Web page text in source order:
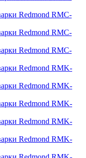
Redmond RMC-
Redmond RMC-
Redmond RMC-
Redmond RMK-
Redmond RMK-
Redmond RMK-
Redmond RMK-
Redmond RMK-